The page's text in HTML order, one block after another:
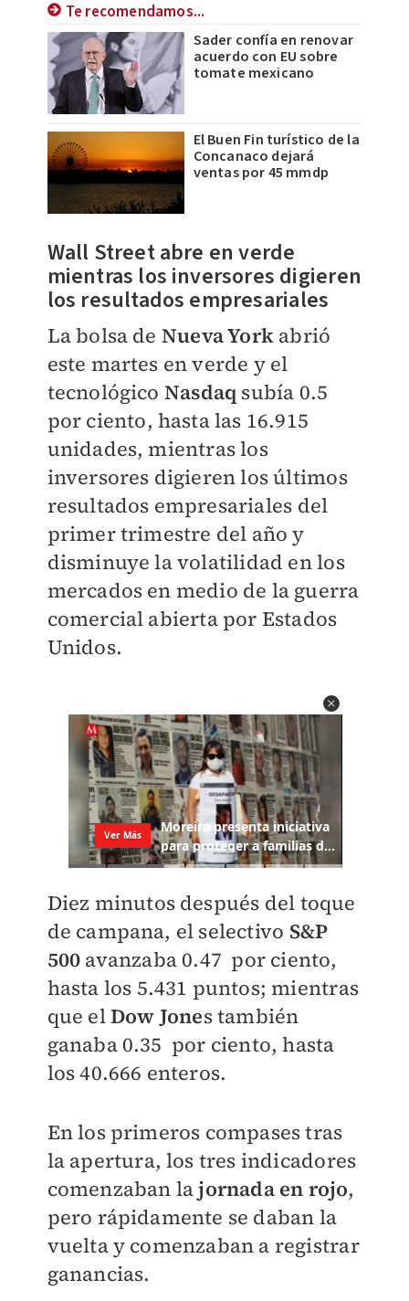
Te recomendamos...
Sader confía en renovar
acuerdo con EU sobre
tomate mexicano
El Buen Fin turístico de la
Concanaco dejará
ventas por 45 mmdp
Wall Street abre en verde
mientras los inversores digieren
los resultados empresariales
La bolsa de Nueva Yorkabrió
este martes en verde y el
tecnológico Nasdaq subía 0.5
por ciento, hasta las 16.915
unidades, mientras los
inversores digieren los últimos
resultados empresariales del
primer trimestre del año y
disminuye la volatilidad en los
mercados en medio de la guerra
comercial abierta por Estados
Unidos.
Diez minutos después del toque
de campana, el selectivo S&P
500 avanzaba 0.47 por ciento,
hasta los 5.431 puntos; mientras
que elDow Jones también
ganaba 0.35 por ciento, hasta
los 40.666 enteros.
En los primeros compases tras
la apertura, los tres indicadores
comenzaban lajornada en rojo,
pero rápidamente se daban la
vuelta y comenzaban a registrar
ganancias.